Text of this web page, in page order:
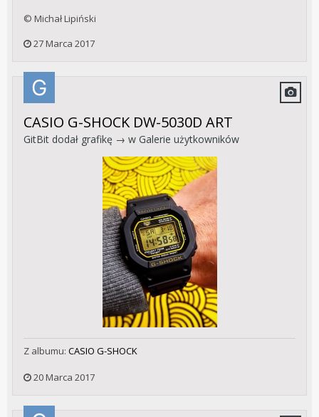
© Michał Lipiński
27 Marca 2017
CASIO G-SHOCK DW-5030D ART
GitBit dodał grafikę → w Galerie użytkowników
Z albumu: CASIO G-SHOCK
20 Marca 2017